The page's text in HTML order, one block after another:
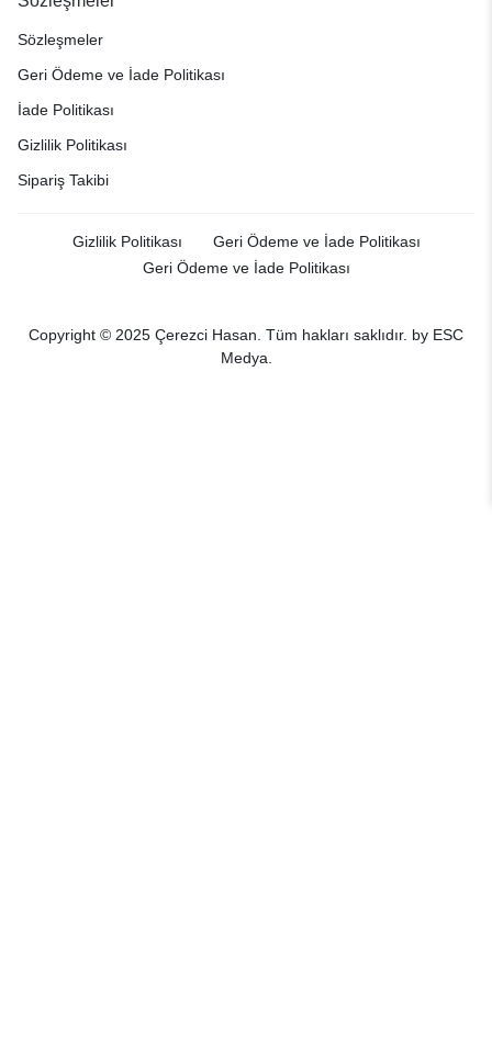
Sözleşmeler
Geri Ödeme ve İade Politikası
İade Politikası
Gizlilik Politikası
Sipariş Takibi
Gizlilik Politikası
Geri Ödeme ve İade Politikası
Geri Ödeme ve İade Politikası
Copyright © 2025 Çerezci Hasan. Tüm hakları saklıdır. by ESC
Medya.